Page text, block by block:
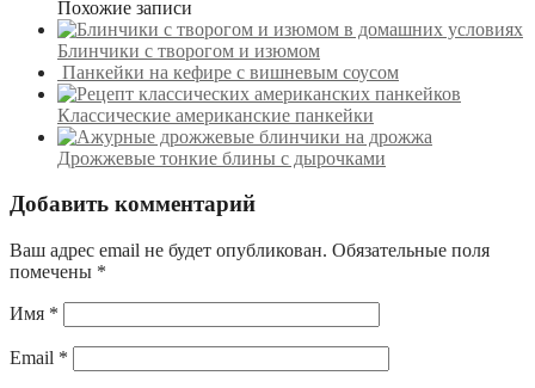
Похожие записи
Блинчики с творогом и изюмом
Панкейки на кефире с вишневым соусом
Классические американские панкейки
Дрожжевые тонкие блины с дырочками
Добавить комментарий
Ваш адрес email не будет опубликован. Обязательные поля
помечены *
Имя *
Email *